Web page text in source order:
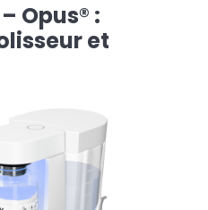
Opus® :
et